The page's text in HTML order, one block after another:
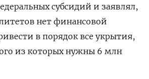
субсидий и заявлял,
нет финансовой
в порядок все укрытия,
из которых нужны 6 млн